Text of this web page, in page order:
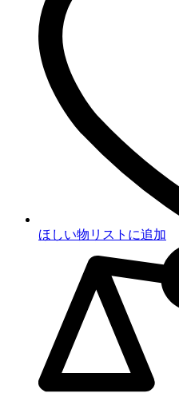
ほしい物リストに追加